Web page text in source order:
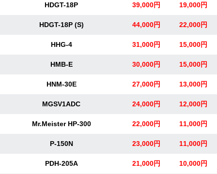
HDGT-18P 39,000円 19,000円
HDGT-18P (S) 44,000円 22,000円
HHG-4 31,000円 15,000円
HMB-E 30,000円 15,000円
HNM-30E 27,000円 13,000円
MGSV1ADC 24,000円 12,000円
Mr.Meister HP-300 22,000円 11,000円
P-150N 23,000円 11,000円
PDH-205A 21,000円 10,000円